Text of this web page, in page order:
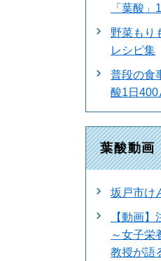
「葉酸」
野菜もり
レシピ集
普段の食
酸1日400
葉酸動画
坂戸市け
【動画】
～女子栄
教授が語